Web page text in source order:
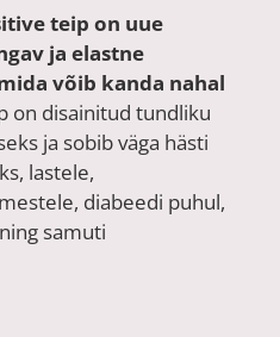
teip on uue
ja elastne
võib kanda nahal
on disainitud tundliku
ja sobib väga hästi
lastele,
diabeedi puhul,
samuti